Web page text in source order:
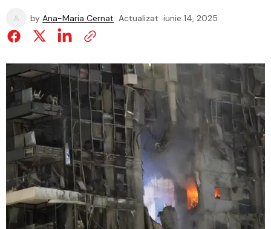
by Ana-Maria Cernat Actualizat iunie 14, 2025